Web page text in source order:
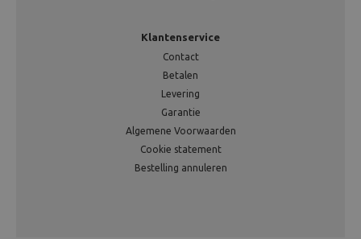
Klantenservice
Contact
Betalen
Levering
Garantie
Algemene Voorwaarden
Cookie statement
Bestelling annuleren